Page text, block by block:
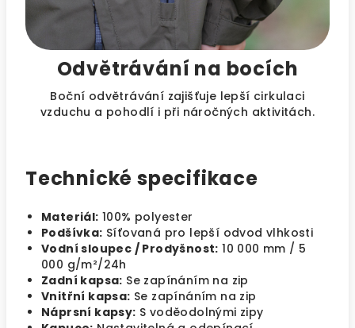
Odvětrávání na bocích
Boční odvětrávání zajišťuje lepší cirkulaci
vzduchu a pohodlí i při náročných aktivitách.
Technické specifikace
Materiál: 100% polyester
Podšívka: Síťovaná pro lepší odvod vlhkosti
Vodní sloupec / Prodyšnost: 10 000 mm / 5
000 g/m²/24h
Zadní kapsa: Se zapínáním na zip
Vnitřní kapsa: Se zapínáním na zip
Náprsní kapsy: S voděodolnými zipy